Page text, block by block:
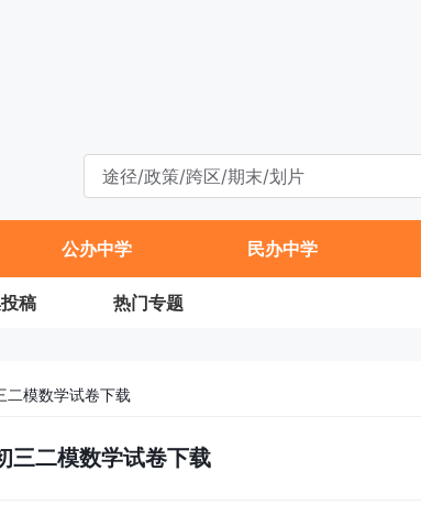
公办中学 民办中学
稿 热门专题
二模数学试卷下载
三二模数学试卷下载